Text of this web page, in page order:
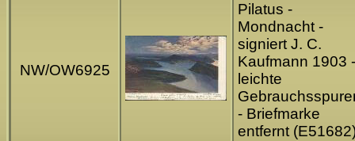
NW/OW6925
Pilatus -
Mondnacht -
signiert J. C.
Kaufmann 1903 -
leichte
- Briefmarke
entfernt